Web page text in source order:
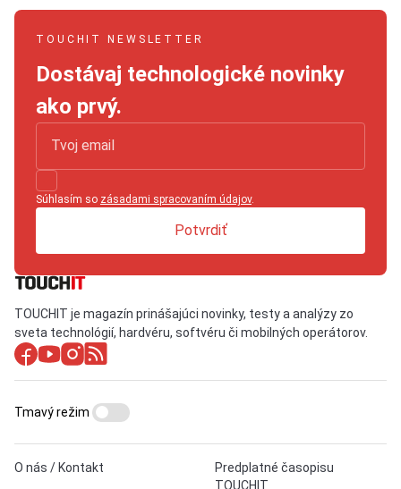
TOUCHIT NEWSLETTER
Dostávaj technologické novinky
ako prvý.
Súhlasím so zásadami spracovaním údajov.
Potvrdiť
TOUCHIT je magazín prinášajúci novinky, testy a analýzy zo
sveta technológií, hardvéru, softvéru či mobilných operátorov.
O nás / Kontakt
Predplatné časopisu
TOUCHIT
Tmavý režim